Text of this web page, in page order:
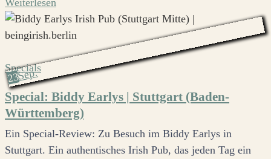
23Sep.
Specials
Special: Biddy Earlys | Stuttgart (Baden-
Württemberg)
Ein Special-Review: Zu Besuch im Biddy Earlys in
Stuttgart. Ein authentisches Irish Pub, das jeden Tag ein